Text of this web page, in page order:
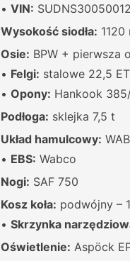
• VIN:
Wysokość siodła: 1120
Osie: BPW + pierwsza
• Felgi: stalowe 22,5
• Opony: Hankook
Podłoga: sklejka 7,5 t
Układ hamulcowy:
• EBS: Wabco
Nogi: SAF 750
Kosz koła: podwójny –
• Skrzynka
Oświetlenie: Aspöck